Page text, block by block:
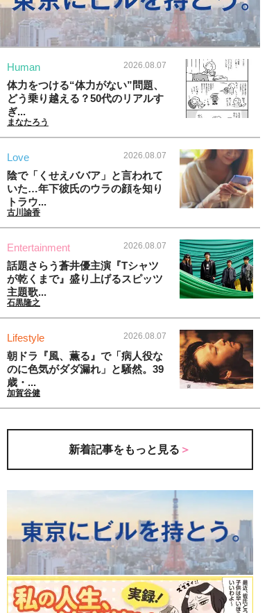
Human 2026.08.07
体力をつける“体力がない”問題、
どう乗り越える？50代のリアルす
ぎ...
まなたろう
Love 2026.08.07
陰で「くせえババア」と言われて
いた…年下彼氏のウラの顔を知り
トラウ...
古川諭香
Entertainment 2026.08.07
話題さらう蒼井優主演『Tシャツ
が乾くまで』盛り上げるスピッツ
主題歌...
石黒隆之
Lifestyle 2026.08.07
朝ドラ『風、薫る』で「病人役な
のに色気がダダ漏れ」と騒然。39
歳・...
加賀谷健
新着記事をもっと見る